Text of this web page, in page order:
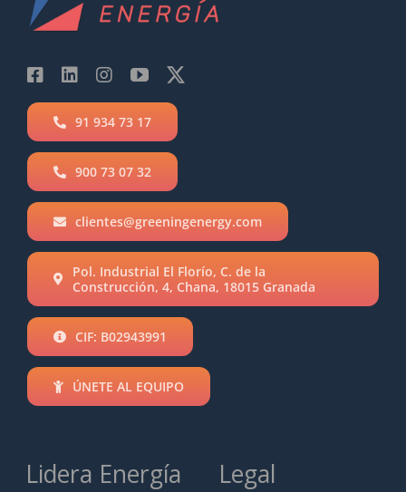
91 934 73 17
900 73 07 32
clientes@greeningenergy.com
Pol. Industrial El Florío, C. de la
Construcción, 4, Chana, 18015 Granada
CIF: B02943991
ÚNETE AL EQUIPO
Lidera Energía Legal